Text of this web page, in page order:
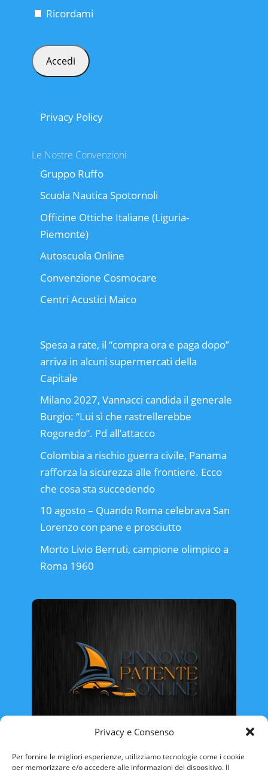
Privacy e Consenso
Per fornire le migliori esperienze, utilizziamo tecnologie come i cookie
per memorizzare e/o accedere alle informazioni del dispositivo. Il
Ricordami
Privacy Policy
Le Nostre Convenzioni
Gruppo Ruffo
Scuola Nautica Spotornoli
Officine Ottiche Italiane (Liguria-
Piemonte)
Autoscuola Online
Convenzione Cosmocare
Centri Acustici Maico
Spesa a rate, il “compra ora e paga dopo”
arriva in alcuni supermercati della
Capitale
Milano 2027, Vannacci candida il generale
Burgio: “Lui sì che rastrellerebbe
Rogoredo”. Pd all’attacco
Colombia a rischio guerra civile, Panama
rafforza la sicurezza alle frontiere. Ecco
che cosa sta succedendo
10 agosto – Quando Roma celebrava San
Lorenzo con pane e prosciutto
Morto Livio Berruti, campione olimpico a
Roma 1960